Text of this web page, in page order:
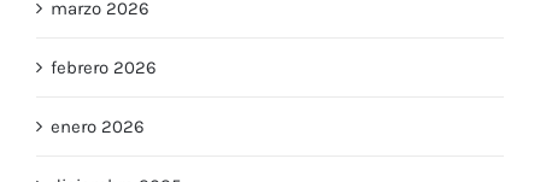
marzo 2026
febrero 2026
enero 2026